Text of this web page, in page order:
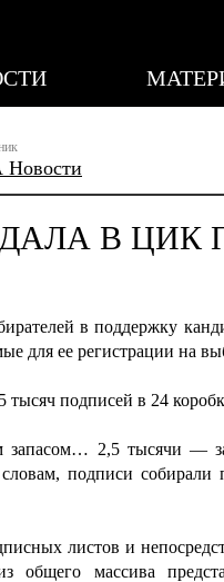
В ЦИК
в поддержку
для ее регистрации на
подписей в 24
2,5 тысячи —
подписи собирали
листов и
общего массива